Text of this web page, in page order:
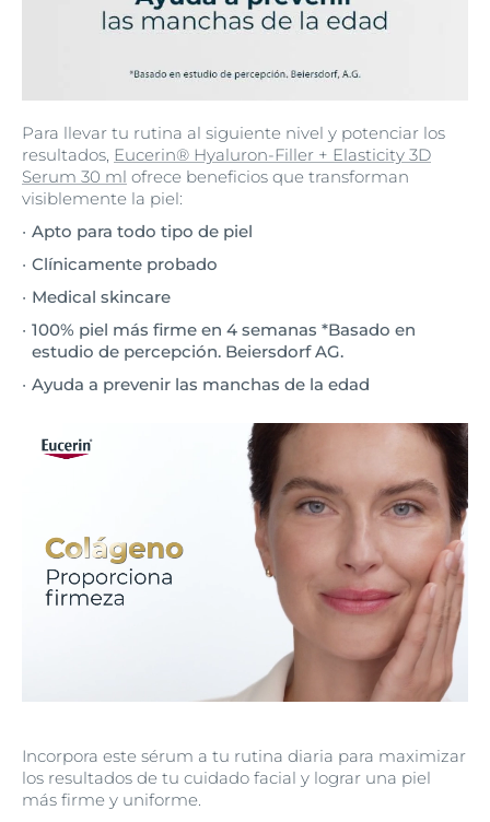
Para llevar tu rutina al siguiente nivel y potenciar los
resultados, Eucerin® Hyaluron-Filler + Elasticity 3D
Serum 30 ml ofrece beneficios que transforman
visiblemente la piel:
Apto para todo tipo de piel
Clínicamente probado
Medical skincare
100% piel más firme en 4 semanas *Basado en
estudio de percepción. Beiersdorf AG.
Ayuda a prevenir las manchas de la edad
Incorpora este sérum a tu rutina diaria para maximizar
los resultados de tu cuidado facial y lograr una piel
más firme y uniforme.